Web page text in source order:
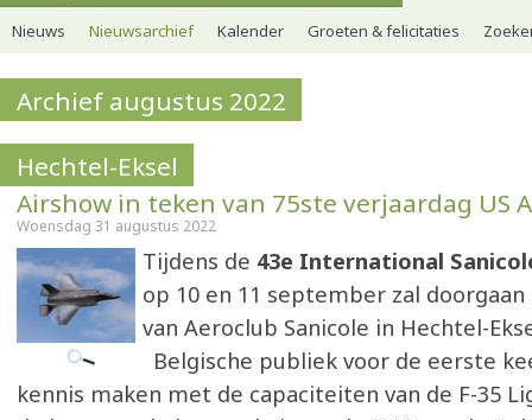
Nieuws Nieuwsarchief Kalender Groeten & felicitaties
Archief augustus 2022
Hechtel-Eksel
Airshow in teken van 75ste verjaardag US
Woensdag 31 augustus 2022
Tijdens de 43e International
op 10 en 11 september zal
van Aeroclub Sanicole in Hechtel-
Belgische publiek voor de eerste
kennis maken met de capaciteiten van de F-35